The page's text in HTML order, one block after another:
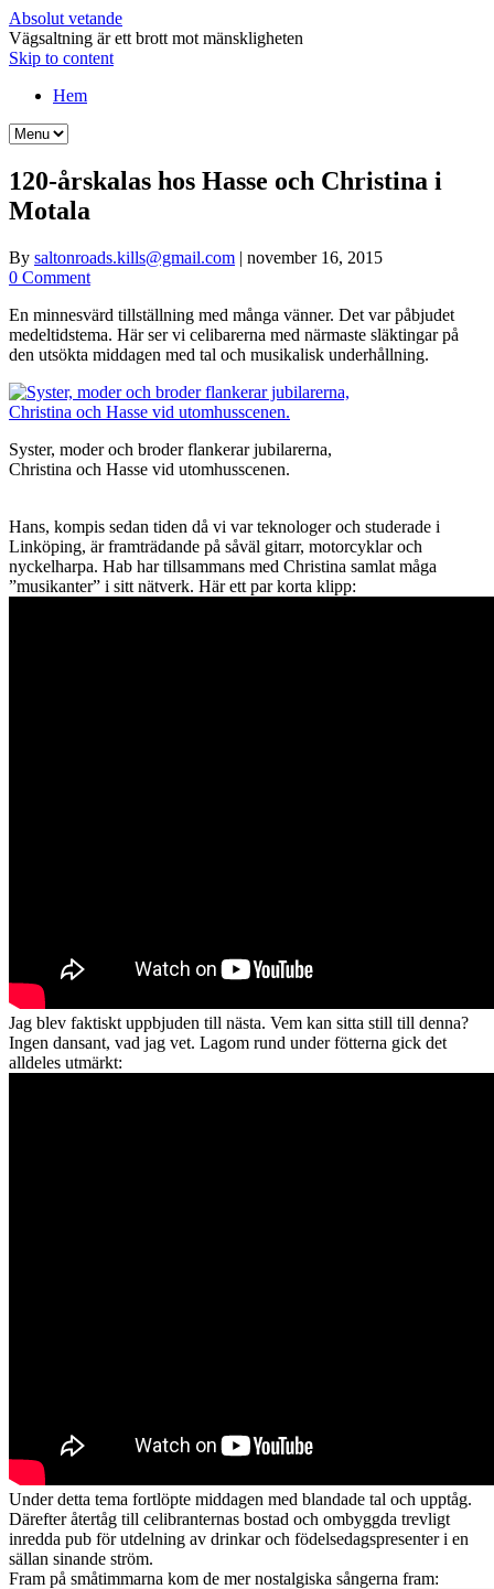
Absolut vetande
Vägsaltning är ett brott mot mänskligheten
Skip to content
Hem
120-årskalas hos Hasse och Christina i
Motala
By saltonroads.kills@gmail.com | november 16, 2015
0 Comment
En minnesvärd tillställning med många vänner. Det var påbjudet
medeltidstema. Här ser vi celibarerna med närmaste släktingar på
den utsökta middagen med tal och musikalisk underhållning.
Syster, moder och broder flankerar jubilarerna,
Christina och Hasse vid utomhusscenen.
Hans, kompis sedan tiden då vi var teknologer och studerade i
Linköping, är framträdande på såväl gitarr, motorcyklar och
nyckelharpa. Hab har tillsammans med Christina samlat måga
”musikanter” i sitt nätverk. Här ett par korta klipp:
Jag blev faktiskt uppbjuden till nästa. Vem kan sitta still till denna?
Ingen dansant, vad jag vet. Lagom rund under fötterna gick det
alldeles utmärkt:
Under detta tema fortlöpte middagen med blandade tal och upptåg.
Därefter återtåg till celibranternas bostad och ombyggda trevligt
inredda pub för utdelning av drinkar och födelsedagspresenter i en
sällan sinande ström.
Fram på småtimmarna kom de mer nostalgiska sångerna fram: